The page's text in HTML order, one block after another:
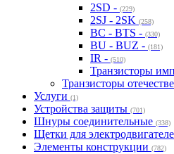
2SD - (229)
2SJ - 2SK (258)
BC - BTS - (330)
BU - BUZ - (181)
IR - (510)
Транзисторы
Транзисторы
Услуги (1)
Устройства защиты (701)
Шнуры соединительные (338)
Щетки для
Элементы конструкции (782)